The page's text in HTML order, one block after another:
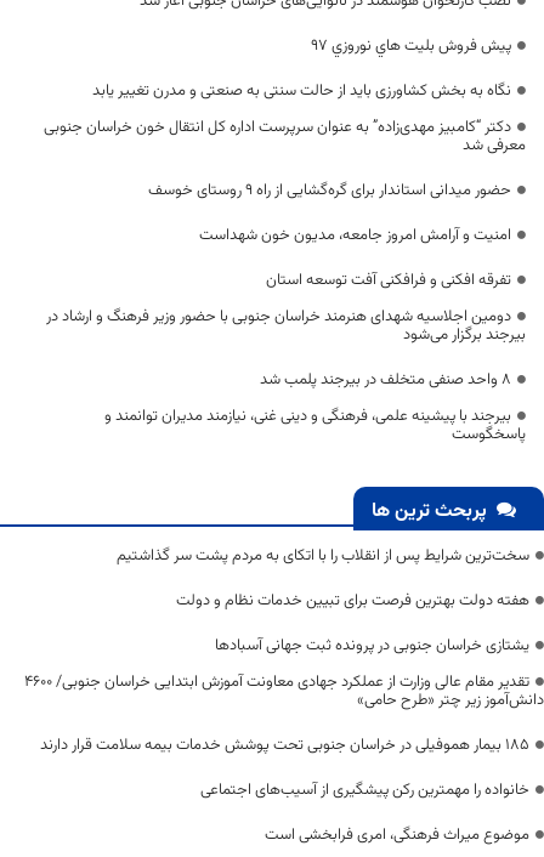
پيش فروش بليت هاي نوروزي 97
نگاه به بخش کشاورزی باید از حالت سنتی به صنعتی و مدرن تغییر یابد
دکتر “کامبیز مهدی‌زاده” به عنوان سرپرست اداره کل انتقال خون خراسان جنوبی
معرفی شد
حضور میدانی استاندار برای گره‌گشایی از راه ۹ روستای خوسف
امنیت و آرامش امروز جامعه،‌ مدیون خون شهداست
تفرقه افکنی و فرافکنی آفت توسعه استان
دومین اجلاسیه شهدای هنرمند خراسان جنوبی با حضور وزیر فرهنگ و ارشاد در
بیرجند برگزار می‌شود
۸ واحد صنفی متخلف در بیرجند پلمب شد
بیرجند با پیشینه علمی، فرهنگی و دینی غنی، نیازمند مدیران توانمند و
پاسخگوست
پربحث ترین ها
سخت‌ترین شرایط پس از انقلاب را با اتکای به مردم پشت سر گذاشتیم
هفته دولت بهترین فرصت برای تبیین خدمات نظام و دولت
یشتازی خراسان جنوبی در پرونده ثبت جهانی آسبادها
تقدیر مقام عالی وزارت از عملکرد جهادی معاونت آموزش ابتدایی خراسان جنوبی/ ۴۶۰۰
دانش‌آموز زیر چتر «طرح حامی»
۱۸۵ بیمار هموفیلی در خراسان جنوبی تحت پوشش خدمات بیمه سلامت قرار دارند
خانواده را مهمترین رکن پیشگیری از آسیب‌های اجتماعی
موضوع میراث فرهنگی، امری فرابخشی است